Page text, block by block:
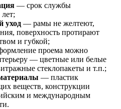
— срок службы
уход — рамы не желтеют,
поверхность протирают
и губкой;
проема можно
— цветные или белые
стеклопакеты и т.п.;
— пластик
веществ, конструкции
и международным